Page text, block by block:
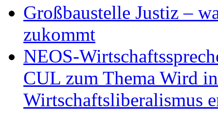
Großbaustelle Justiz –
zukommt
NEOS-
CUL zum Thema Wird
Wirtschaftsliberalismus